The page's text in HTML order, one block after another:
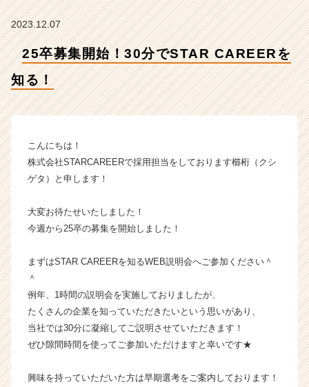
C
A
イ
イ
|
ン
ャ
ー・
成
企
か
2023.12.07
25卒募集開始！30分でSTAR CAREERを
知る！
こんにちは！
株式会社STARCAREERで採用担当をしております櫛桁（クシ
ゲタ）と申します！
大変お待たせいたしました！
今週から25卒の募集を開始しました！
まずはSTAR CAREERを知るWEB説明会へご参加ください＾
＾
例年、1時間の説明会を実施しておりましたが、
たくさんの企業を知っていただきたいという思いがあり、
当社では30分に凝縮してご説明させていただきます！
ぜひ隙間時間を使ってご参加いただけますと幸いです★
興味を持っていただいた方は早期選考をご案内しております！